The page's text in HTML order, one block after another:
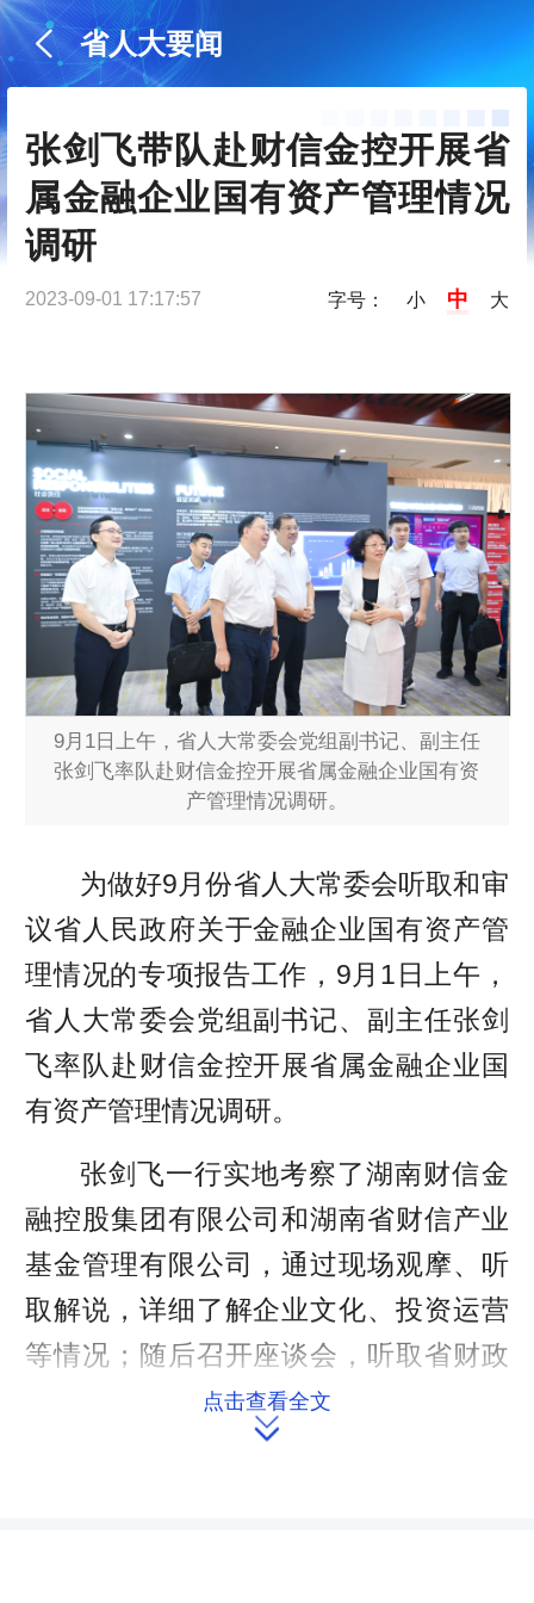
省人大要闻
张剑飞带队赴财信金控开展省
属金融企业国有资产管理情况
调研
2023-09-01 17:17:57 字号： 小 中 大
9月1日上午，省人大常委会党组副书记、副主任
张剑飞率队赴财信金控开展省属金融企业国有资
产管理情况调研。
为做好9月份省人大常委会听取和审
议省人民政府关于金融企业国有资产管
理情况的专项报告工作，9月1日上午，
省人大常委会党组副书记、副主任张剑
飞率队赴财信金控开展省属金融企业国
有资产管理情况调研。
张剑飞一行实地考察了湖南财信金
融控股集团有限公司和湖南省财信产业
基金管理有限公司，通过现场观摩、听
取解说，详细了解企业文化、投资运营
等情况；随后召开座谈会，听取省财政
厅及财信金控、省担保集团、湖南银
行、财信人寿、财信产业基金、三一汽
点击查看全文
